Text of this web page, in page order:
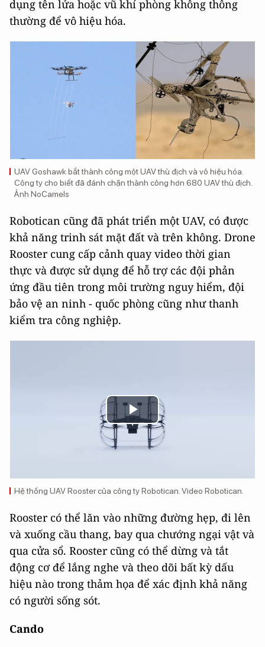
dụng tên lửa hoặc vũ khí phòng không thông
thường để vô hiệu hóa.
UAV Goshawk bắt thành công một UAV thù địch và vô hiệu hóa.
Công ty cho biết đã đánh chặn thành công hơn 680 UAV thù địch.
Ảnh NoCamels
Robotican cũng đã phát triển một UAV, có được
khả năng trinh sát mặt đất và trên không. Drone
Rooster cung cấp cảnh quay video thời gian
thực và được sử dụng để hỗ trợ các đội phản
ứng đầu tiên trong môi trường nguy hiểm, đội
bảo vệ an ninh - quốc phòng cũng như thanh
kiểm tra công nghiệp.
Play
Video
Hệ thống UAV Rooster của công ty Robotican. Video Robotican.
Rooster có thể lăn vào những đường hẹp, đi lên
và xuống cầu thang, bay qua chướng ngại vật và
qua cửa sổ. Rooster cũng có thể dừng và tắt
động cơ để lắng nghe và theo dõi bất kỳ dấu
hiệu nào trong thảm họa để xác định khả năng
có người sống sót.
Cando